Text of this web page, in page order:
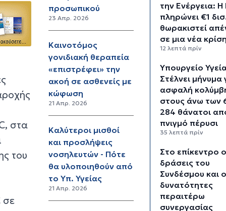
στα
του
σε
προσωπικού
23 Απρ. 2026
Καινοτόμος
γονιδιακή θεραπεία
«επιστρέφει» την
ακοή σε ασθενείς με
κώφωση
21 Απρ. 2026
Καλύτεροι μισθοί
και προσλήψεις
νοσηλευτών - Πότε
θα υλοποιηθούν από
το Υπ. Υγείας
21 Απρ. 2026
την Ενέργεια:
πληρώνει €1
θωρακιστεί
σε μια νέα
12 λεπτά πρίν
Υπουργείο
Στέλνει μήνυμα
ασφαλή
στους άνω των
284 θάνατοι
πνιγμό πέρυσι
35 λεπτά πρίν
Στο επίκεντρο
δράσεις του
Συνδέσμου και
δυνατότητες
περαιτέρω
συνεργασίας